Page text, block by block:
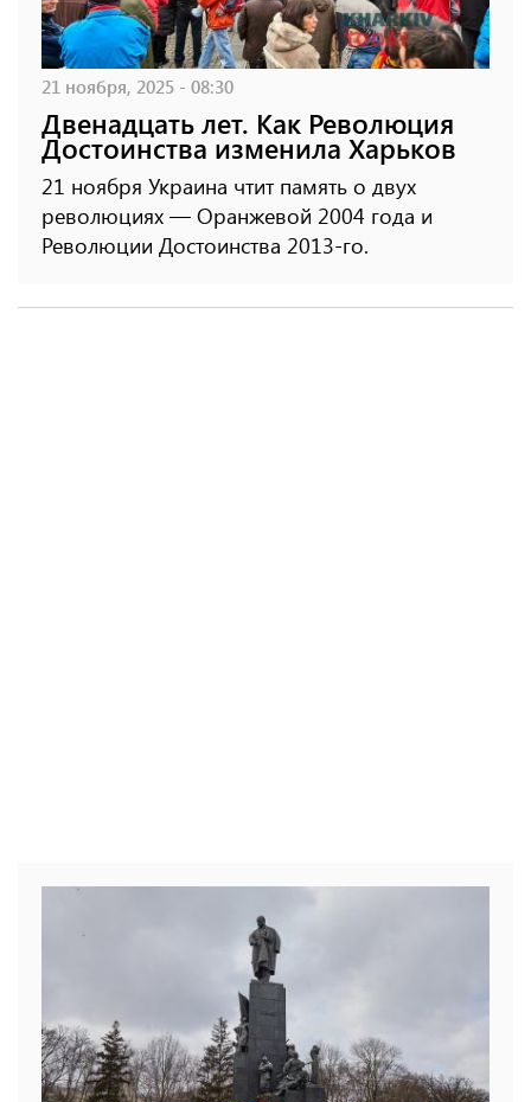
21 ноября, 2025 - 08:30
Двенадцать лет. Как Революция
Достоинства изменила Харьков
21 ноября Украина чтит память о двух
революциях — Оранжевой 2004 года и
Революции Достоинства 2013-го.